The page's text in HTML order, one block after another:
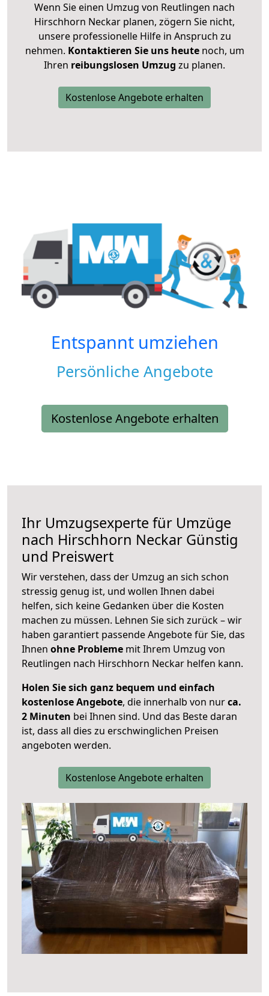
Wenn Sie einen Umzug von Reutlingen nach
Hirschhorn Neckar planen, zögern Sie nicht,
unsere professionelle Hilfe in Anspruch zu
nehmen. Kontaktieren Sie uns heutenoch, um
Ihren reibungslosen Umzug zu planen.
Kostenlose Angebote erhalten
Entspannt umziehen
Persönliche Angebote
Kostenlose Angebote erhalten
Ihr Umzugsexperte für Umzüge
nach Hirschhorn Neckar Günstig
und Preiswert
Wir verstehen, dass der Umzug an sich schon
stressig genug ist, und wollen Ihnen dabei
helfen, sich keine Gedanken über die Kosten
machen zu müssen. Lehnen Sie sich zurück – wir
haben garantiert passende Angebote für Sie, das
Ihnen ohne Probleme mit Ihrem Umzug von
Reutlingen nach Hirschhorn Neckar helfen kann.
Holen Sie sich ganz bequem und einfach
kostenlose Angebote, die innerhalb von nurca.
2 Minuten bei Ihnen sind. Und das Beste daran
ist, dass all dies zu erschwinglichen Preisen
angeboten werden.
Kostenlose Angebote erhalten